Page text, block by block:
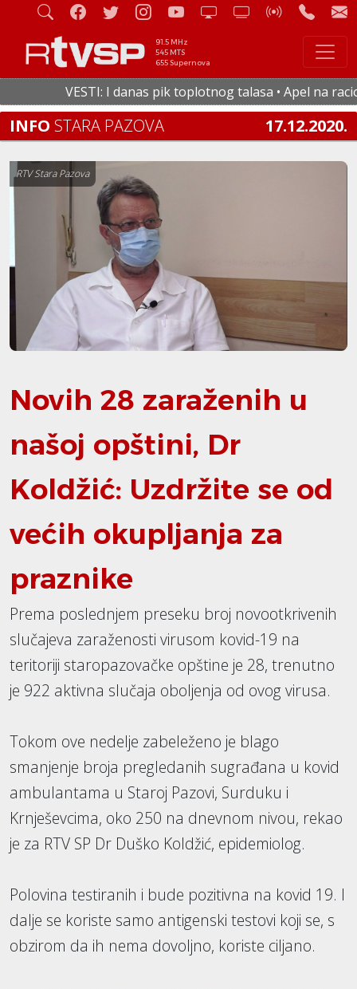
91.5 MHz
545 MTS
655 Supernova
VESTI: I danas pik toplotnog talasa • Apel na
INFO STARA PAZOVA 17.12.2020.
RTV Stara Pazova
Novih 28 zaraženih u
našoj opštini, Dr
Koldžić: Uzdržite se od
većih okupljanja za
praznike
Prema poslednjem preseku broj novootkrivenih
slučajeva zaraženosti virusom kovid-19 na
teritoriji staropazovačke opštine je 28, trenutno
je 922 aktivna slučaja oboljenja od ovog virusa.
Tokom ove nedelje zabeleženo je blago
smanjenje broja pregledanih sugrađana u kovid
ambulantama u Staroj Pazovi, Surduku i
Krnješevcima, oko 250 na dnevnom nivou, rekao
je za RTV SP Dr Duško Koldžić, epidemiolog.
Polovina testiranih i bude pozitivna na kovid 19. I
dalje se koriste samo antigenski testovi koji se, s
obzirom da ih nema dovoljno, koriste ciljano.